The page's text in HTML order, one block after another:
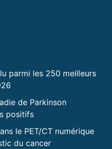
parmi les 250 meilleurs
de Parkinson
positifs
le PET/CT numérique
du cancer